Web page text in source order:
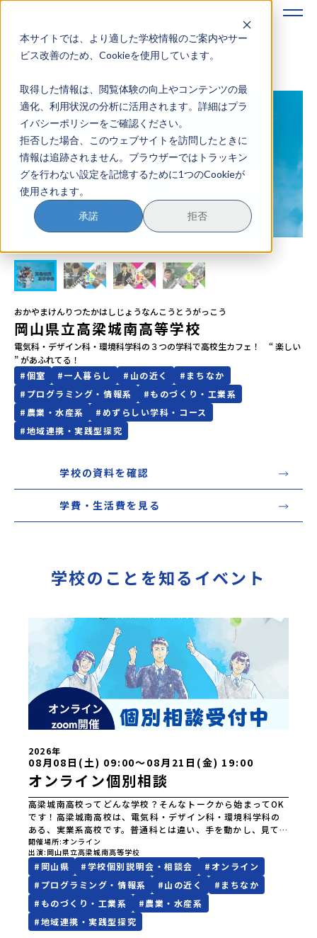
本サイトでは、より適した学校情報のご案内やサー
ビス改善のため、Cookieを使用しています。
取得した情報は、閲覧体験の向上やコンテンツの最
適化、利用状況の分析に活用されます。詳細はプラ
イバシーポリシーをご確認ください。
拒否した場合、このウェブサイトを訪問したときに
情報は追跡されません。ブラウザーではトラッキン
グを行わない設定を記憶するために1つのCookieが
使用されます。
承諾 拒否
地域みらい留学のすすめかた
地域みらい留学とは
学校を探す
イベントを探す
おためし地域留学
マガジン
奨学金について
？ イベント参加方法
会員登録 MYページログイン
おかやまけんりつたかはしじょうなんこうとうがっこう
岡山県立高梁城南高等学校
電気科・デザイン科・環境科学科の３つの学科で高校生カフェ！　“ 楽しい
” があふれてる！
#個室 #一人暮らし # 山の近く # まちなか
# プログラミング・情報系 #ものづくり・工業系
# 農業・水産系 #めずらしい学科・コース
#地域連携・実践型探究
学校の資料を確認
学費・生活費を見る
学校のことを知るイベント
2026年
08月08日(土) 09:00〜08月21日(金) 19:00
オンライン個別相談
高梁城南高校ってどんな学校？そんなトークから始まってOK
です！高梁城南高校は、電気科・デザイン科・環境科学科の
ある、実業系高校です。普通科とは違い、手を動かし、見て
触って体験しながら学べるので、座学より実習多め！自分の
「好き」を目一杯楽しみながら、先の進路も広がるかも！？
今年度から新たに「株式会社」を設立！自ら稼ぐことも学べ
ちゃいます！高梁城南高校についてはこちらのHPから
↓https://www.jonan.okayama-c.ed.jp「高梁城南高校に
ついて、もっと知りたい！」そう思った方は、ぜひ個別にご
相談ください。・岡山県以外から進学するにはどんな手続き
が必要？・学校でどんなことが学べるのか、具体的に教え
開催場所 オンライン
出演 岡山県立高梁城南高等学校
# 岡山県 #学校個別説明会・相談会 #オンライン
# プログラミング・情報系 #山の近く # まちなか
# ものづくり・工業系 #農業・水産系
#地域連携・実践型探究